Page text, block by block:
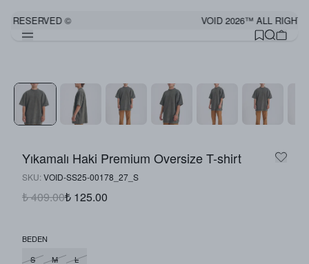
RESERVED © VOID 2026™ ALL
Yıkamalı Haki Premium Oversize T-shirt
SKU: VOID-SS25-00178_27_S
₺ 409.00₺ 125.00
BEDEN
S
M L